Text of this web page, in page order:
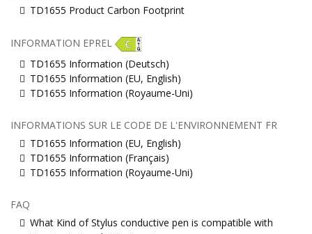
TD1655 Product Carbon Footprint
INFORMATION EPREL
TD1655 Information (Deutsch)
TD1655 Information (EU, English)
TD1655 Information (Royaume-Uni)
INFORMATIONS SUR LE CODE DE L'ENVIRONNEMENT FR
TD1655 Information (EU, English)
TD1655 Information (Français)
TD1655 Information (Royaume-Uni)
FAQ
What Kind of Stylus conductive pen is compatible with